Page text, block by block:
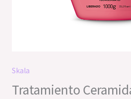
Skala
Tratamiento